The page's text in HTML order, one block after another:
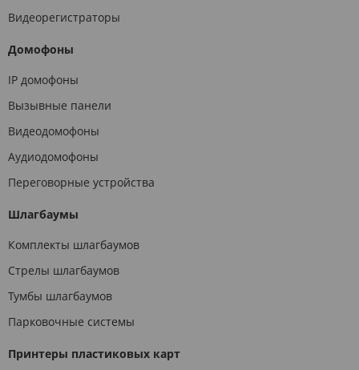
Видеорегистраторы
Домофоны
IP домофоны
Вызывные панели
Видеодомофоны
Аудиодомофоны
Переговорные устройства
Шлагбаумы
Комплекты шлагбаумов
Стрелы шлагбаумов
Тумбы шлагбаумов
Парковочные системы
Принтеры пластиковых карт